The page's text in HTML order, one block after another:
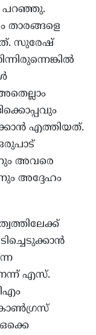
പറഞ്ഞു.
താരങ്ങളെ
സുരേഷ്
എത്തിയത്.
അവരെ
അദ്ദേഹം
എസ്.